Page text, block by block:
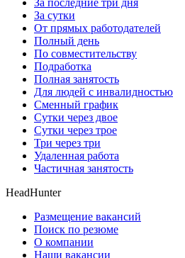
За последние три дня
За сутки
От прямых работодателей
Полный день
По совместительству
Подработка
Полная занятость
Для людей с инвалидностью
Сменный график
Сутки через двое
Сутки через трое
Три через три
Удаленная работа
Частичная занятость
HeadHunter
Размещение вакансий
Поиск по резюме
О компании
Наши вакансии